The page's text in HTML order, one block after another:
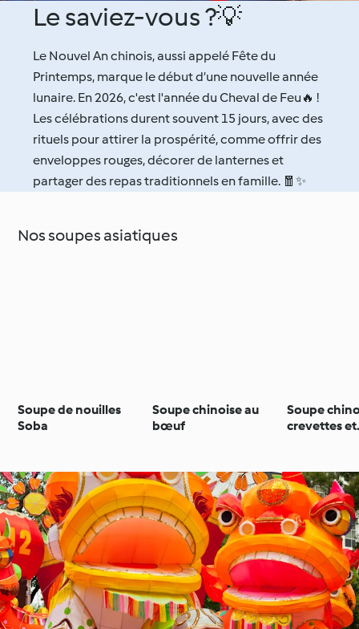
Le saviez-vous ?💡
Le Nouvel An chinois, aussi appelé Fête du
Printemps, marque le début d’une nouvelle année
lunaire. En 2026, c'est l'année du Cheval de Feu🔥 !
Les célébrations durent souvent 15 jours, avec des
rituels pour attirer la prospérité, comme offrir des
enveloppes rouges, décorer de lanternes et
partager des repas traditionnels en famille. 🧧✨
Nos soupes asiatiques
Soupe de nouilles
Soba
Soupe chinoise au
bœuf
Soupe
crevettes et